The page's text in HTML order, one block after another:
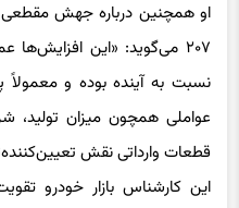
او همچنین درباره جهش
۲۰۷ می‌گوید: «این
نسبت به آینده بوده و معمولاً
عواملی همچون میزان تولید،
قطعات وارداتی نقش
این کارشناس بازار خودرو